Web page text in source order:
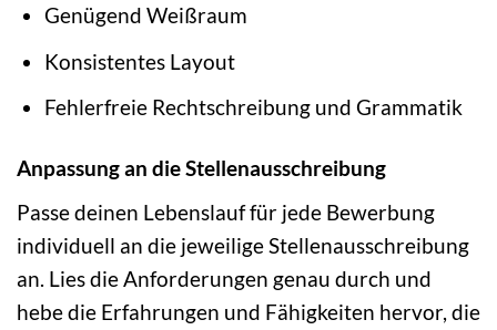
Genügend Weißraum
Konsistentes Layout
Fehlerfreie Rechtschreibung und Grammatik
Anpassung an die Stellenausschreibung
Passe deinen Lebenslauf für jede Bewerbung
individuell an die jeweilige Stellenausschreibung
an. Lies die Anforderungen genau durch und
hebe die Erfahrungen und Fähigkeiten hervor, die